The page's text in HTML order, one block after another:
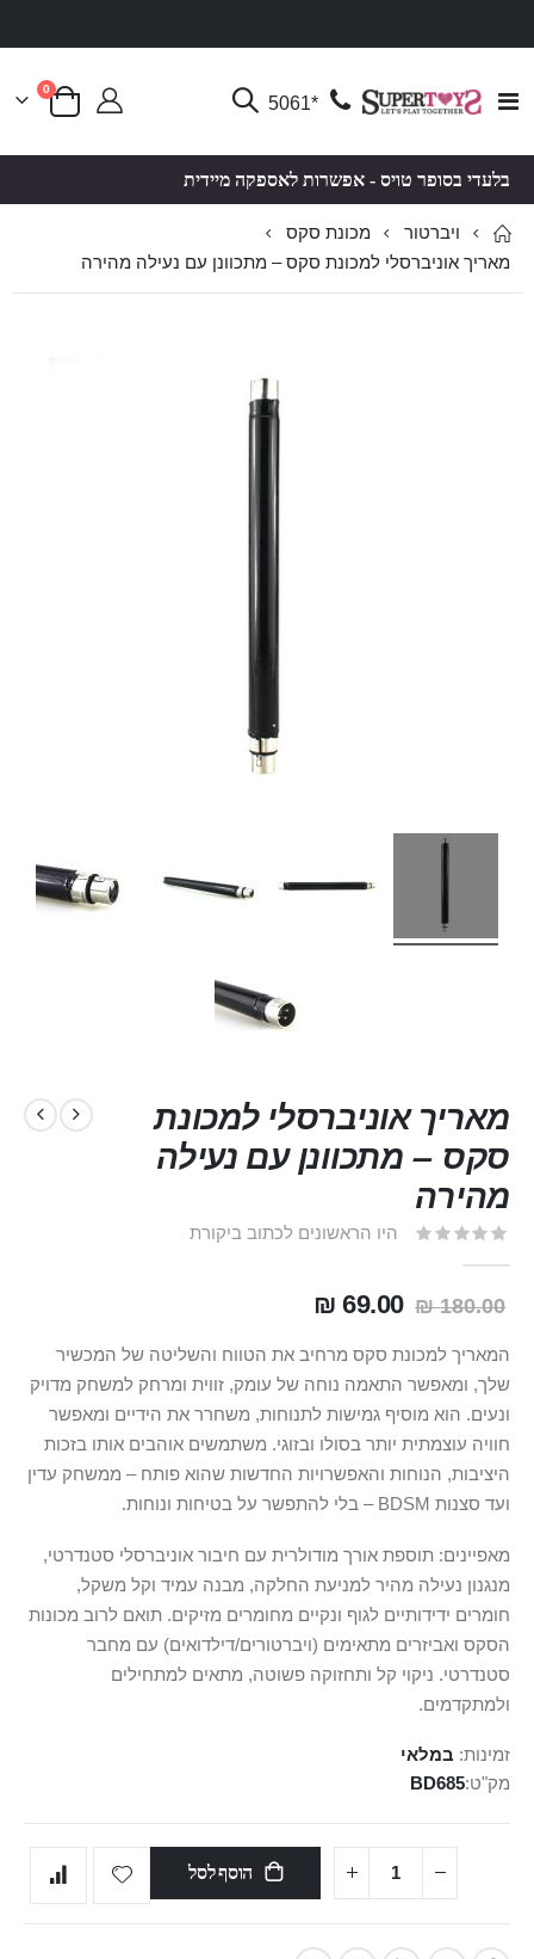
Toggle
*5061 סל קניות
0פריטים
בלעדי בסופר טויס - אפשרות לאספקה מיידית
ויברטור
מכונת סקס
מאריך אוניברסלי למכונת סקס – מתכוונן עם נעילה מהירה
מאריך אוניברסלי למכונת
סקס – מתכוונן עם נעילה
מהירה
היו הראשונים לכתוב ביקורת
180.00 ₪
69.00 ₪
המאריך למכונת סקס מרחיב את הטווח והשליטה של המכשיר
שלך, ומאפשר התאמה נוחה של עומק, זווית ומרחק למשחק מדויק
ונעים. הוא מוסיף גמישות לתנוחות, משחרר את הידיים ומאפשר
חוויה עוצמתית יותר בסולו ובזוגי. משתמשים אוהבים אותו בזכות
היציבות, הנוחות והאפשרויות החדשות שהוא פותח – ממשחק עדין
ועד סצנות BDSM – בלי להתפשר על בטיחות ונוחות.
מאפיינים: תוספת אורך מודולרית עם חיבור אוניברסלי סטנדרטי,
מנגנון נעילה מהיר למניעת החלקה, מבנה עמיד וקל משקל,
חומרים ידידותיים לגוף ונקיים מחומרים מזיקים. תואם לרוב מכונות
הסקס ואביזרים מתאימים (ויברטורים/דילדואים) עם מחבר
סטנדרטי. ניקוי קל ותחזוקה פשוטה, מתאים למתחילים
ולמתקדמים.
זמינות: במלאי
מק"ט BD685
הוסף לסל